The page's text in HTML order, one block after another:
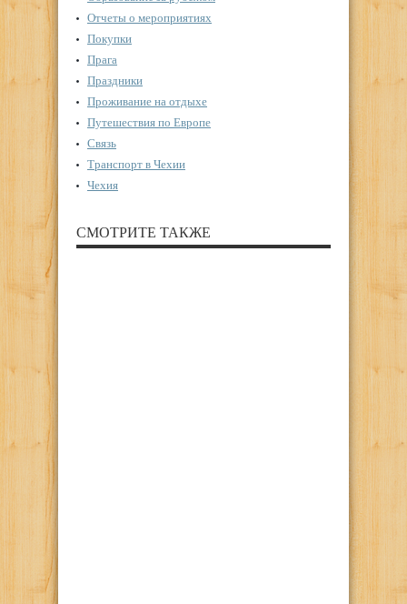
Отчеты о мероприятиях
Покупки
Прага
Праздники
Проживание на отдыхе
Путешествия по Европе
Связь
Транспорт в Чехии
Чехия
СМОТРИТЕ ТАКЖЕ